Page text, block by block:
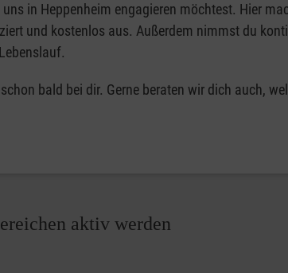
in Heppenheim engagieren möchtest. Hier
und kostenlos aus. Außerdem nimmst du
bald bei dir. Gerne beraten wir dich auch,
aktiv werden